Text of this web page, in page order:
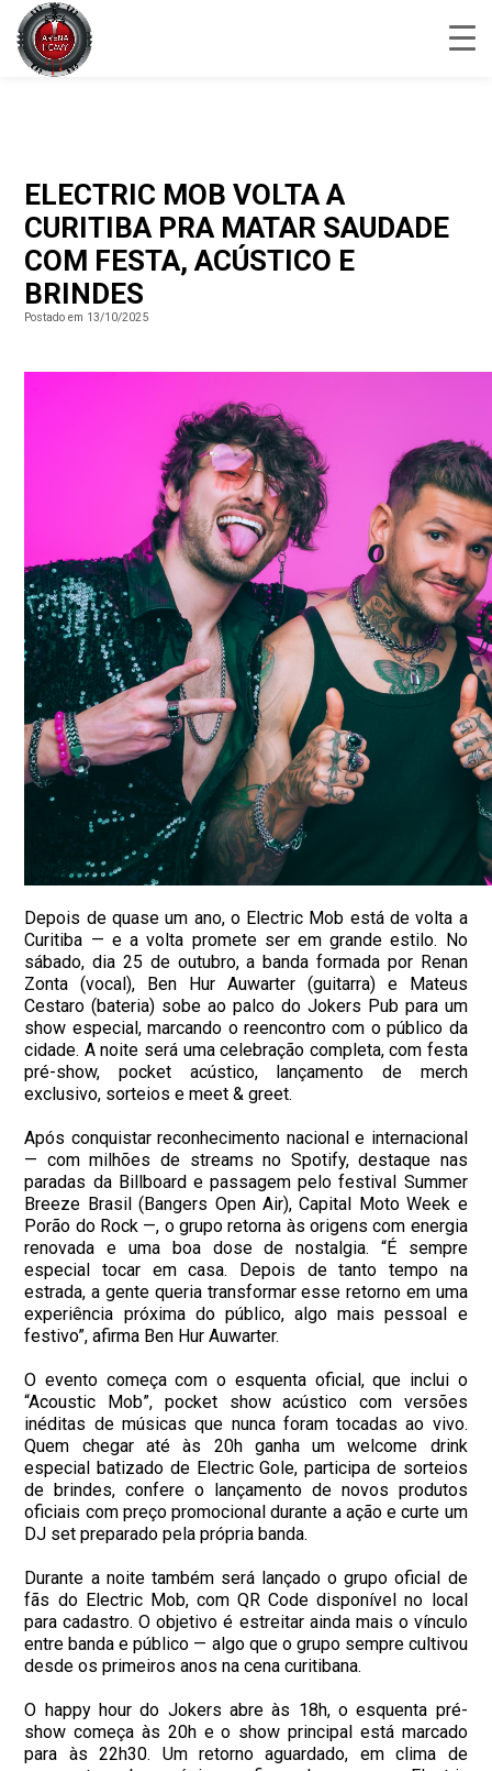
ELECTRIC MOB VOLTA A
CURITIBA PRA MATAR SAUDADE
COM FESTA, ACÚSTICO E
BRINDES
Postado em 13/10/2025
Depois de quase um ano, o Electric Mob está de volta a
Curitiba — e a volta promete ser em grande estilo. No
sábado, dia 25 de outubro, a banda formada por Renan
Zonta (vocal), Ben Hur Auwarter (guitarra) e Mateus
Cestaro (bateria) sobe ao palco do Jokers Pub para um
show especial, marcando o reencontro com o público da
cidade. A noite será uma celebração completa, com festa
pré-show, pocket acústico, lançamento de merch
exclusivo, sorteios e meet & greet.
Após conquistar reconhecimento nacional e internacional
— com milhões de streams no Spotify, destaque nas
paradas da Billboard e passagem pelo festival Summer
Breeze Brasil (Bangers Open Air), Capital Moto Week e
Porão do Rock —, o grupo retorna às origens com energia
renovada e uma boa dose de nostalgia. “É sempre
especial tocar em casa. Depois de tanto tempo na
estrada, a gente queria transformar esse retorno em uma
experiência próxima do público, algo mais pessoal e
festivo”, afirma Ben Hur Auwarter.
O evento começa com o esquenta oficial, que inclui o
“Acoustic Mob”, pocket show acústico com versões
inéditas de músicas que nunca foram tocadas ao vivo.
Quem chegar até às 20h ganha um welcome drink
especial batizado de Electric Gole, participa de sorteios
de brindes, confere o lançamento de novos produtos
oficiais com preço promocional durante a ação e curte um
DJ set preparado pela própria banda.
Durante a noite também será lançado o grupo oficial de
fãs do Electric Mob, com QR Code disponível no local
para cadastro. O objetivo é estreitar ainda mais o vínculo
entre banda e público — algo que o grupo sempre cultivou
desde os primeiros anos na cena curitibana.
O happy hour do Jokers abre às 18h, o esquenta pré-
show começa às 20h e o show principal está marcado
para às 22h30. Um retorno aguardado, em clima de